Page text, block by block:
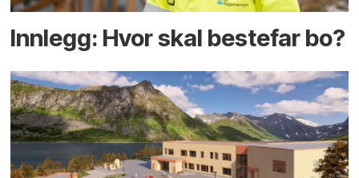
Innlegg: Hvor skal bestefar bo?